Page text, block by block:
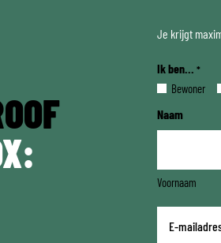
Je krijgt
Ik ben... *
Bewoner
Naam
Voornaam
mailadres